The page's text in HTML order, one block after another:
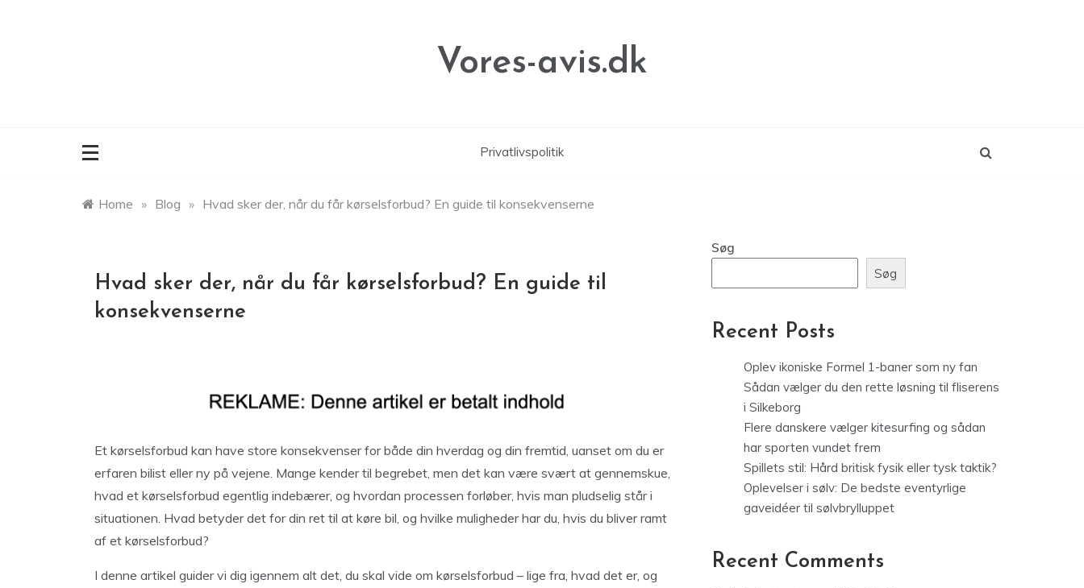
Vores-avis.dk
Privatlivspolitik
Home » Blog » Hvad sker der, når du får kørselsforbud? En guide til konsekvenserne
Hvad sker der, når du får kørselsforbud? En guide til
konsekvenserne
Et kørselsforbud kan have store konsekvenser for både din hverdag og din fremtid, uanset om du er
erfaren bilist eller ny på vejene. Mange kender til begrebet, men det kan være svært at gennemskue,
hvad et kørselsforbud egentlig indebærer, og hvordan processen forløber, hvis man pludselig står i
situationen. Hvad betyder det for din ret til at køre bil, og hvilke muligheder har du, hvis du bliver ramt
af et kørselsforbud?
I denne artikel guider vi dig igennem alt det, du skal vide om kørselsforbud – lige fra, hvad det er, og
Søg
Søg
Recent Posts
Oplev ikoniske Formel 1-baner som ny fan
Sådan vælger du den rette løsning til fliserens
i Silkeborg
Flere danskere vælger kitesurfing og sådan
har sporten vundet frem
Spillets stil: Hård britisk fysik eller tysk taktik?
Oplevelser i sølv: De bedste eventyrlige
gaveidéer til sølvbrylluppet
Recent Comments